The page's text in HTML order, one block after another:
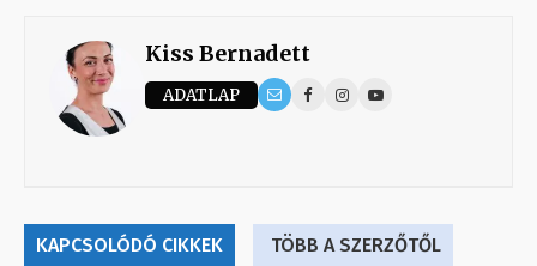
Kiss Bernadett
ADATLAP
KAPCSOLÓDÓ CIKKEK TÖBB A SZERZŐTŐL